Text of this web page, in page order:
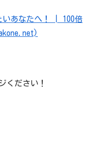
いあなたへ！ | 100倍
ください！